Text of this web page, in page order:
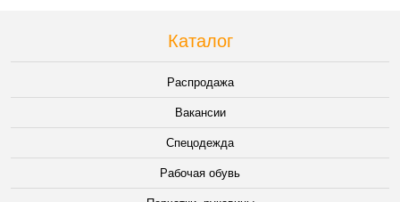
Каталог
Распродажа
Вакансии
Спецодежда
Рабочая обувь